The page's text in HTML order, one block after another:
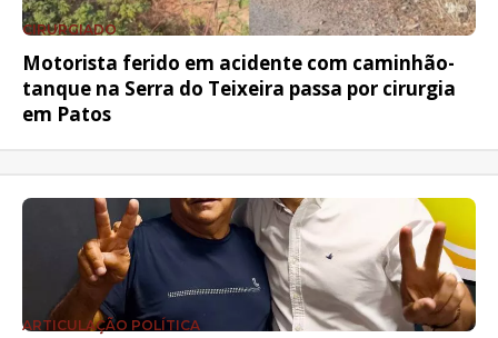
CIRURGIADO
Motorista ferido em acidente com caminhão-
tanque na Serra do Teixeira passa por cirurgia
em Patos
ARTICULAÇÃO POLÍTICA